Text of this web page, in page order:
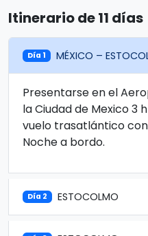
Itinerario de 11 días
Día 1 MÉXICO –
Presentarse en el
la Ciudad de Mexico 3
vuelo trasatlántico
Noche a bordo.
Día 2 ESTOCOLMO